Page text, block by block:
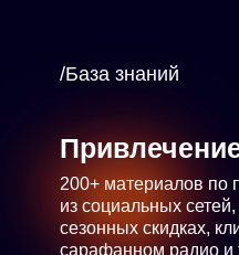
/База знаний
200+ материалов по
из социальных
сезонных скидках,
сарафанном радио и